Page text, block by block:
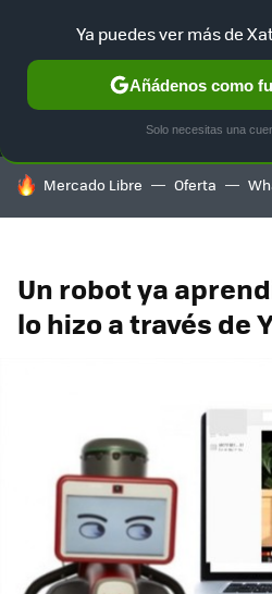
MENÚ
GAMING HOME
HOY SE HABLA DE
Mercado Libre Oferta
Un robot ya
lo hizo a través de
Ya puedes ver más de
Añádenos como
Solo necesitas una